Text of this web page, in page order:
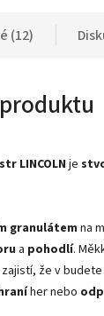
(12)
LINCOLN je
granulátem na
a pohodlí.
že v
her nebo